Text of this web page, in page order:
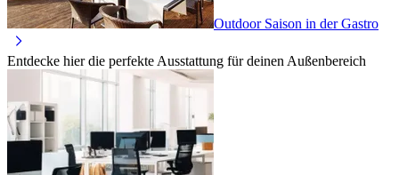
Outdoor Saison in der Gastro
Entdecke hier die perfekte Ausstattung für deinen Außenbereich